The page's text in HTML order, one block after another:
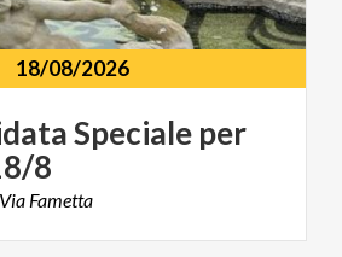
18/08/2026
Speciale per
8
Via Fametta